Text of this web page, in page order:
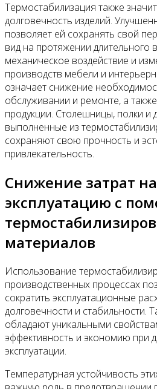
Термостабилизация также
долговечность изделий.
позволяет ей сохранять свой
вид на протяжении длительного
механическое воздействие и
производств мебели и
означает снижение
обслуживании и ремонте, а
продукции. Столешницы, полки и
выполненные из
сохраняют свою прочность и
привлекательность.
Снижение затрат на
эксплуатацию с
материалов
Использование
производственных процессах
сократить эксплуатационные
долговечности и стабильности.
обладают уникальными
эффективность и экономию при
эксплуатации.
Температурная устойчивость